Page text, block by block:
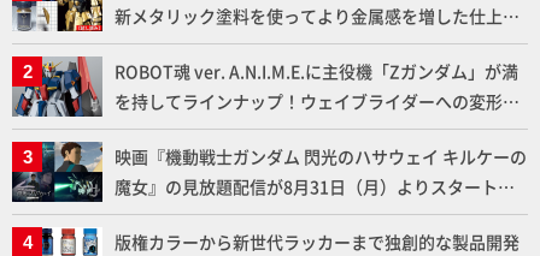
新メタリック塗料を使ってより金属感を増した仕上が
りに!!【試し読み】
ROBOT魂 ver. A.N.I.M.E.に主役機「Zガンダム」が満
を持してラインナップ！ウェイブライダーへの変形、
劇中どおりのプロポーションを再現【機動戦士Zガン
ダム】
映画『機動戦士ガンダム 閃光のハサウェイ キルケーの
魔女』の見放題配信が8月31日（月）よりスタート！
Prime Videoで国内独占配信
版権カラーから新世代ラッカーまで独創的な製品開発